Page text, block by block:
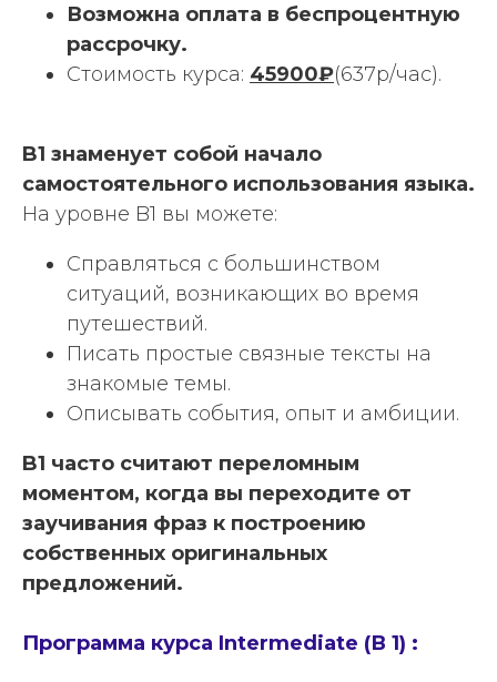
Возможна оплата в беспроцентную
рассрочку.
Стоимость курса: 45900₽(637р/час).
B1 знаменует собой начало
самостоятельного использования языка.
На уровне B1 вы можете:
Справляться с большинством
ситуаций, возникающих во время
путешествий.
Писать простые связные тексты на
знакомые темы.
Описывать события, опыт и амбиции.
B1 часто считают переломным
моментом, когда вы переходите от
заучивания фраз к построению
собственных оригинальных
предложений.
Программа курса Intermediate (В 1) :